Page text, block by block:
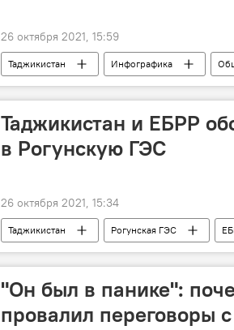
26 октября 2021, 15:59
Таджикистан Инфографика
Таджикистан и ЕБРР
в Рогунскую ГЭС
26 октября 2021, 15:34
Таджикистан Рогунская ГЭС
"Он был в панике":
провалил переговоры